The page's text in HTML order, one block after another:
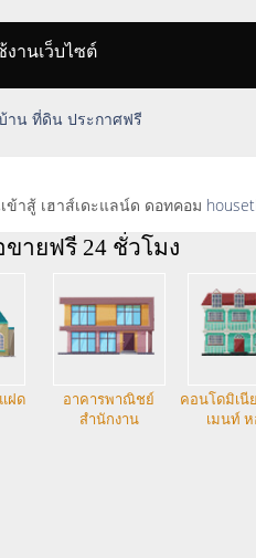
งานเว็บไซต์
าน ที่ดิน ประกาศฟรี
าสู้ เฮาส์เดะแลน์ด ดอทคอม
ายฟรี 24 ชั่วโมง
ฝด
อาคารพาณิชย์
สำนักงาน
คอนโดมิเนี
เมนท์